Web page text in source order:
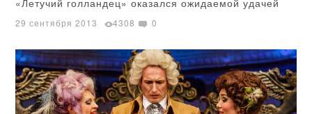
«Летучий голландец» оказался ожидаемой удачей
29 сентября 2013 4308 0